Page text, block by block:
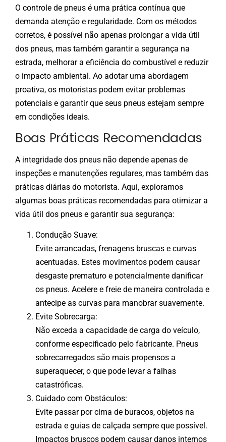
O controle de pneus é uma prática contínua que
demanda atenção e regularidade. Com os métodos
corretos, é possível não apenas prolongar a vida útil
dos pneus, mas também garantir a segurança na
estrada, melhorar a eficiência do combustível e reduzir
o impacto ambiental. Ao adotar uma abordagem
proativa, os motoristas podem evitar problemas
potenciais e garantir que seus pneus estejam sempre
em condições ideais.
Boas Práticas Recomendadas
A integridade dos pneus não depende apenas de
inspeções e manutenções regulares, mas também das
práticas diárias do motorista. Aqui, exploramos
algumas boas práticas recomendadas para otimizar a
vida útil dos pneus e garantir sua segurança:
Condução Suave:
Evite arrancadas, frenagens bruscas e curvas
acentuadas. Estes movimentos podem causar
desgaste prematuro e potencialmente danificar
os pneus. Acelere e freie de maneira controlada e
antecipe as curvas para manobrar suavemente.
Evite Sobrecarga:
Não exceda a capacidade de carga do veículo,
conforme especificado pelo fabricante. Pneus
sobrecarregados são mais propensos a
superaquecer, o que pode levar a falhas
catastróficas.
Cuidado com Obstáculos:
Evite passar por cima de buracos, objetos na
estrada e guias de calçada sempre que possível.
Impactos bruscos podem causar danos internos